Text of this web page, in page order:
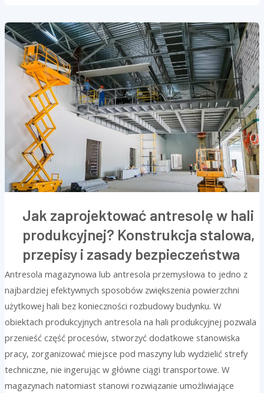
Jak zaprojektować antresolę w hali
produkcyjnej? Konstrukcja stalowa,
przepisy i zasady bezpieczeństwa
Antresola magazynowa lub antresola przemysłowa to jedno z
najbardziej efektywnych sposobów zwiększenia powierzchni
użytkowej hali bez konieczności rozbudowy budynku. W
obiektach produkcyjnych antresola na hali produkcyjnej pozwala
przenieść część procesów, stworzyć dodatkowe stanowiska
pracy, zorganizować miejsce pod maszyny lub wydzielić strefy
techniczne, nie ingerując w główne ciągi transportowe. W
magazynach natomiast stanowi rozwiązanie umożliwiające
Jak
zaprojektować
antresolę
produkcyjnej?
Konstrukcja
stalowa,
przepisy
zasady